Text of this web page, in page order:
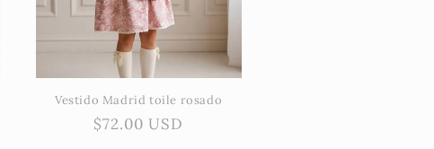
Vestido Madrid toile rosado
Precio
$72.00 USD